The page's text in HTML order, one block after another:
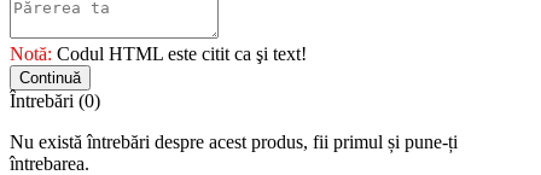
Notă: Codul HTML este citit ca şi text!
Continuă
Întrebări (0)
Nu există întrebări despre acest produs, fii primul și pune-ți
întrebarea.